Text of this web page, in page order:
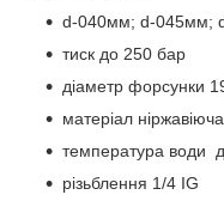
d-040мм; d-045мм;
тиск до 250 бар
діаметр форсунки
матеріал
температура води
різьблення 1/4 IG